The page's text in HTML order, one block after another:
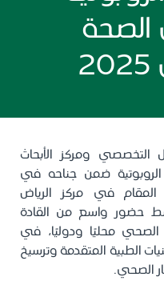
ومركز الأبحاث
ضمن جناحه في
الصحة العالمي 2025، المقام في مركز الرياض
حضور واسع من القادة
الصحي محليًا ودوليًا، في
الطبية المتقدمة وترسيخ
الصحي.